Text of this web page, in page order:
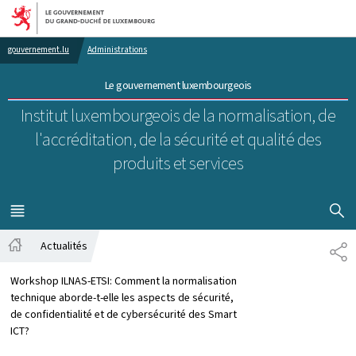
Aller au menu principal
Aller au contenu
gouvernement.lu Administrations
Le gouvernement luxembourgeois
Institut luxembourgeois de la normalisation, de
l'accréditation, de la sécurité et qualité des
produits et services
MENU
PRINCIPAL
Actualités
Workshop ILNAS-ETSI: Comment la normalisation
technique aborde-t-elle les aspects de sécurité,
de confidentialité et de cybersécurité des Smart
ICT?